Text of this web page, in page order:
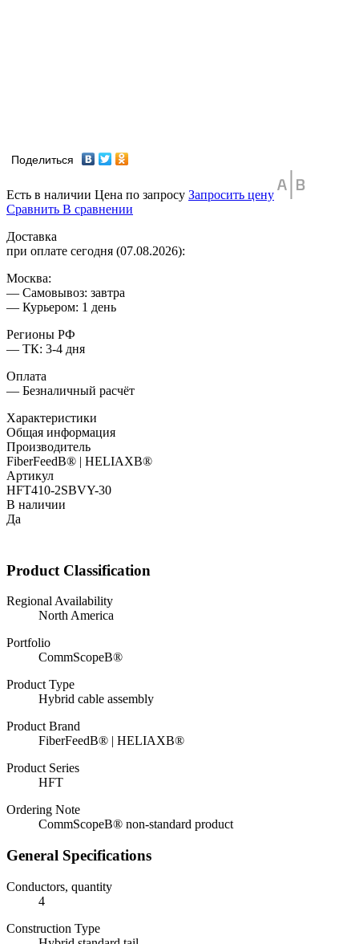
Поделиться
Есть в наличии Цена по запросу Запросить цену
Сравнить В сравнении
Доставка
при оплате сегодня (07.08.2026):
Москва:
— Самовывоз: завтра
— Курьером: 1 день
Регионы РФ
— ТК: 3-4 дня
Оплата
— Безналичный расчёт
Характеристики
Общая информация
Производитель
FiberFeedВ® | HELIAXВ®
Артикул
HFT410-2SBVY-30
В наличии
Да
Product Classification
Regional Availability
North America
Portfolio
CommScopeВ®
Product Type
Hybrid cable assembly
Product Brand
FiberFeedВ® | HELIAXВ®
Product Series
HFT
Ordering Note
CommScopeВ® non-standard product
General Specifications
Conductors, quantity
4
Construction Type